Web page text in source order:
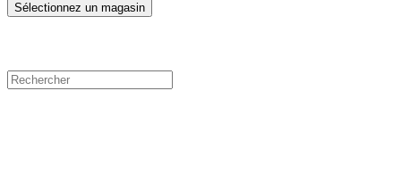
Sélectionnez un magasin